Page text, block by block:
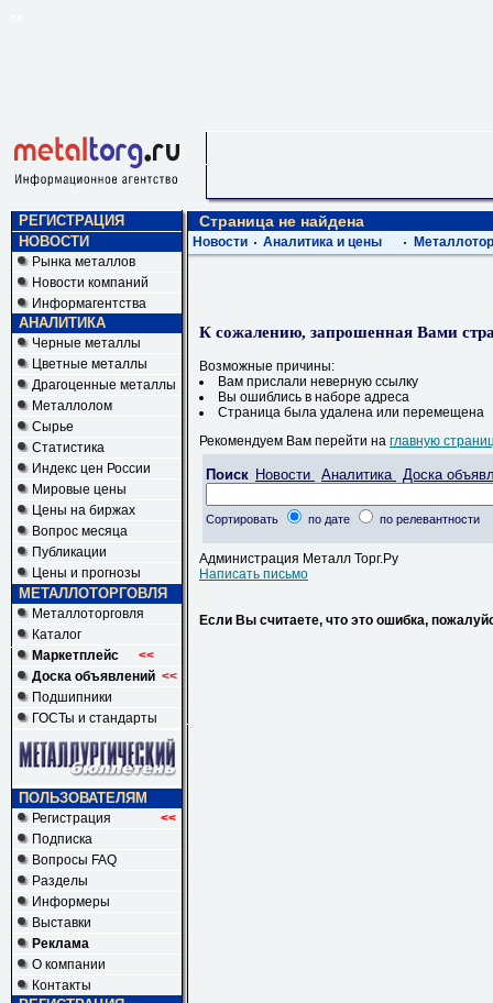
РЕГИСТРАЦИЯ
НОВОСТИ
Рынка металлов
Новости компаний
Информагентства
АНАЛИТИКА
Черные металлы
Цветные металлы
Драгоценные металлы
Металлолом
Сырье
Статистика
Индекс цен России
Мировые цены
Цены на биржах
Вопрос месяца
Публикации
Цены и прогнозы
МЕТАЛЛОТОРГОВЛЯ
Металлоторговля
Каталог
Маркетплейс
<<
Доска объявлений <<
Подшипники
ГОСТы и стандарты
ПОЛЬЗОВАТЕЛЯМ
Регистрация <<
Подписка
Вопросы FAQ
Разделы
Информеры
Выставки
Реклама
О компании
Контакты
Страница не найдена
Новости Аналитика и цены
К сожалению, запрошенная Вами
Возможные причины:
Вам прислали неверную ссылку
Вы ошиблись в наборе адреса
Страница была удалена или перемещена
Рекомендуем Вам перейти на главную
Поиск Новости Аналитика Доска
Сортировать по дате по релевантности
Администрация Металл Торг.Ру
Написать письмо
Если Вы считаете, что это ошибка,